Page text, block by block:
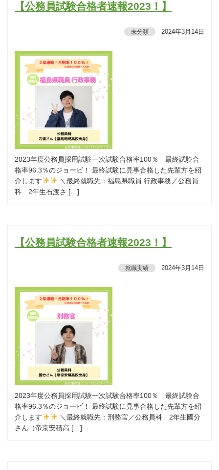
【公務員試験合格者速報2023！】
未分類 2024年3月14日
2023年度公務員採用試験一次試験合格率100％ 最終試験合
格率96.3％のジョービ！ 最終試験に見事合格した先輩方を紹
介します
＼最終就職先：福島県職員 行政事務／公務員
科 2年生石渡さ […]
【公務員試験合格者速報2023！】
就職実績 2024年3月14日
2023年度公務員採用試験一次試験合格率100％ 最終試験合
格率96.3％のジョービ！ 最終試験に見事合格した先輩方を紹
介します
＼最終就職先：刑務官／公務員科 2年生國分
さん（帝京安積高 […]